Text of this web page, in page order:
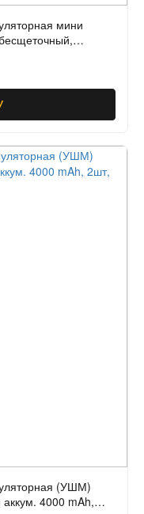
мини
(УШМ)
4000 mAh,